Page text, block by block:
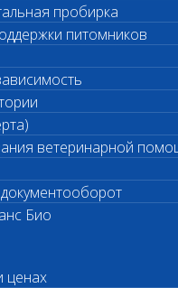
пробирка
питомников
ветеринарной
Био
ценах